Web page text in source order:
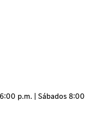
p.m. | Sábados 8:00